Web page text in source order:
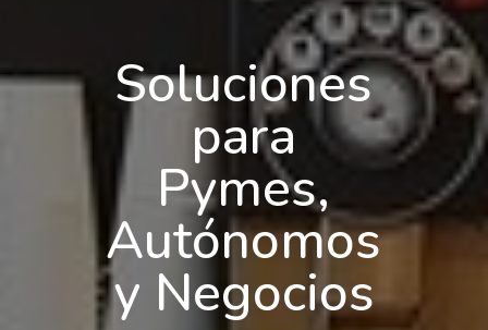
Soluciones
para
Pymes,
Autónomos
y Negocios